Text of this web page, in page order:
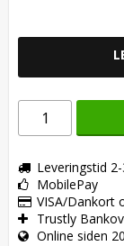
Leveringstid
MobilePay
VISA/Dankort
Trustly
Online siden